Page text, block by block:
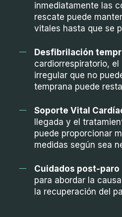
inmediatamente las
rescate puede
vitales hasta que se
Desfibrilación
cardiorrespiratorio,
irregular que no
temprana puede
Soporte Vital
llegada y el
puede proporcionar
medidas según sea
Cuidados post-paro
para abordar la
la recuperación del